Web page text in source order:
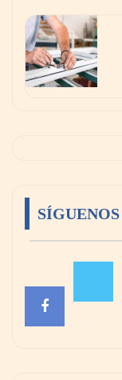
SÍGUENOS